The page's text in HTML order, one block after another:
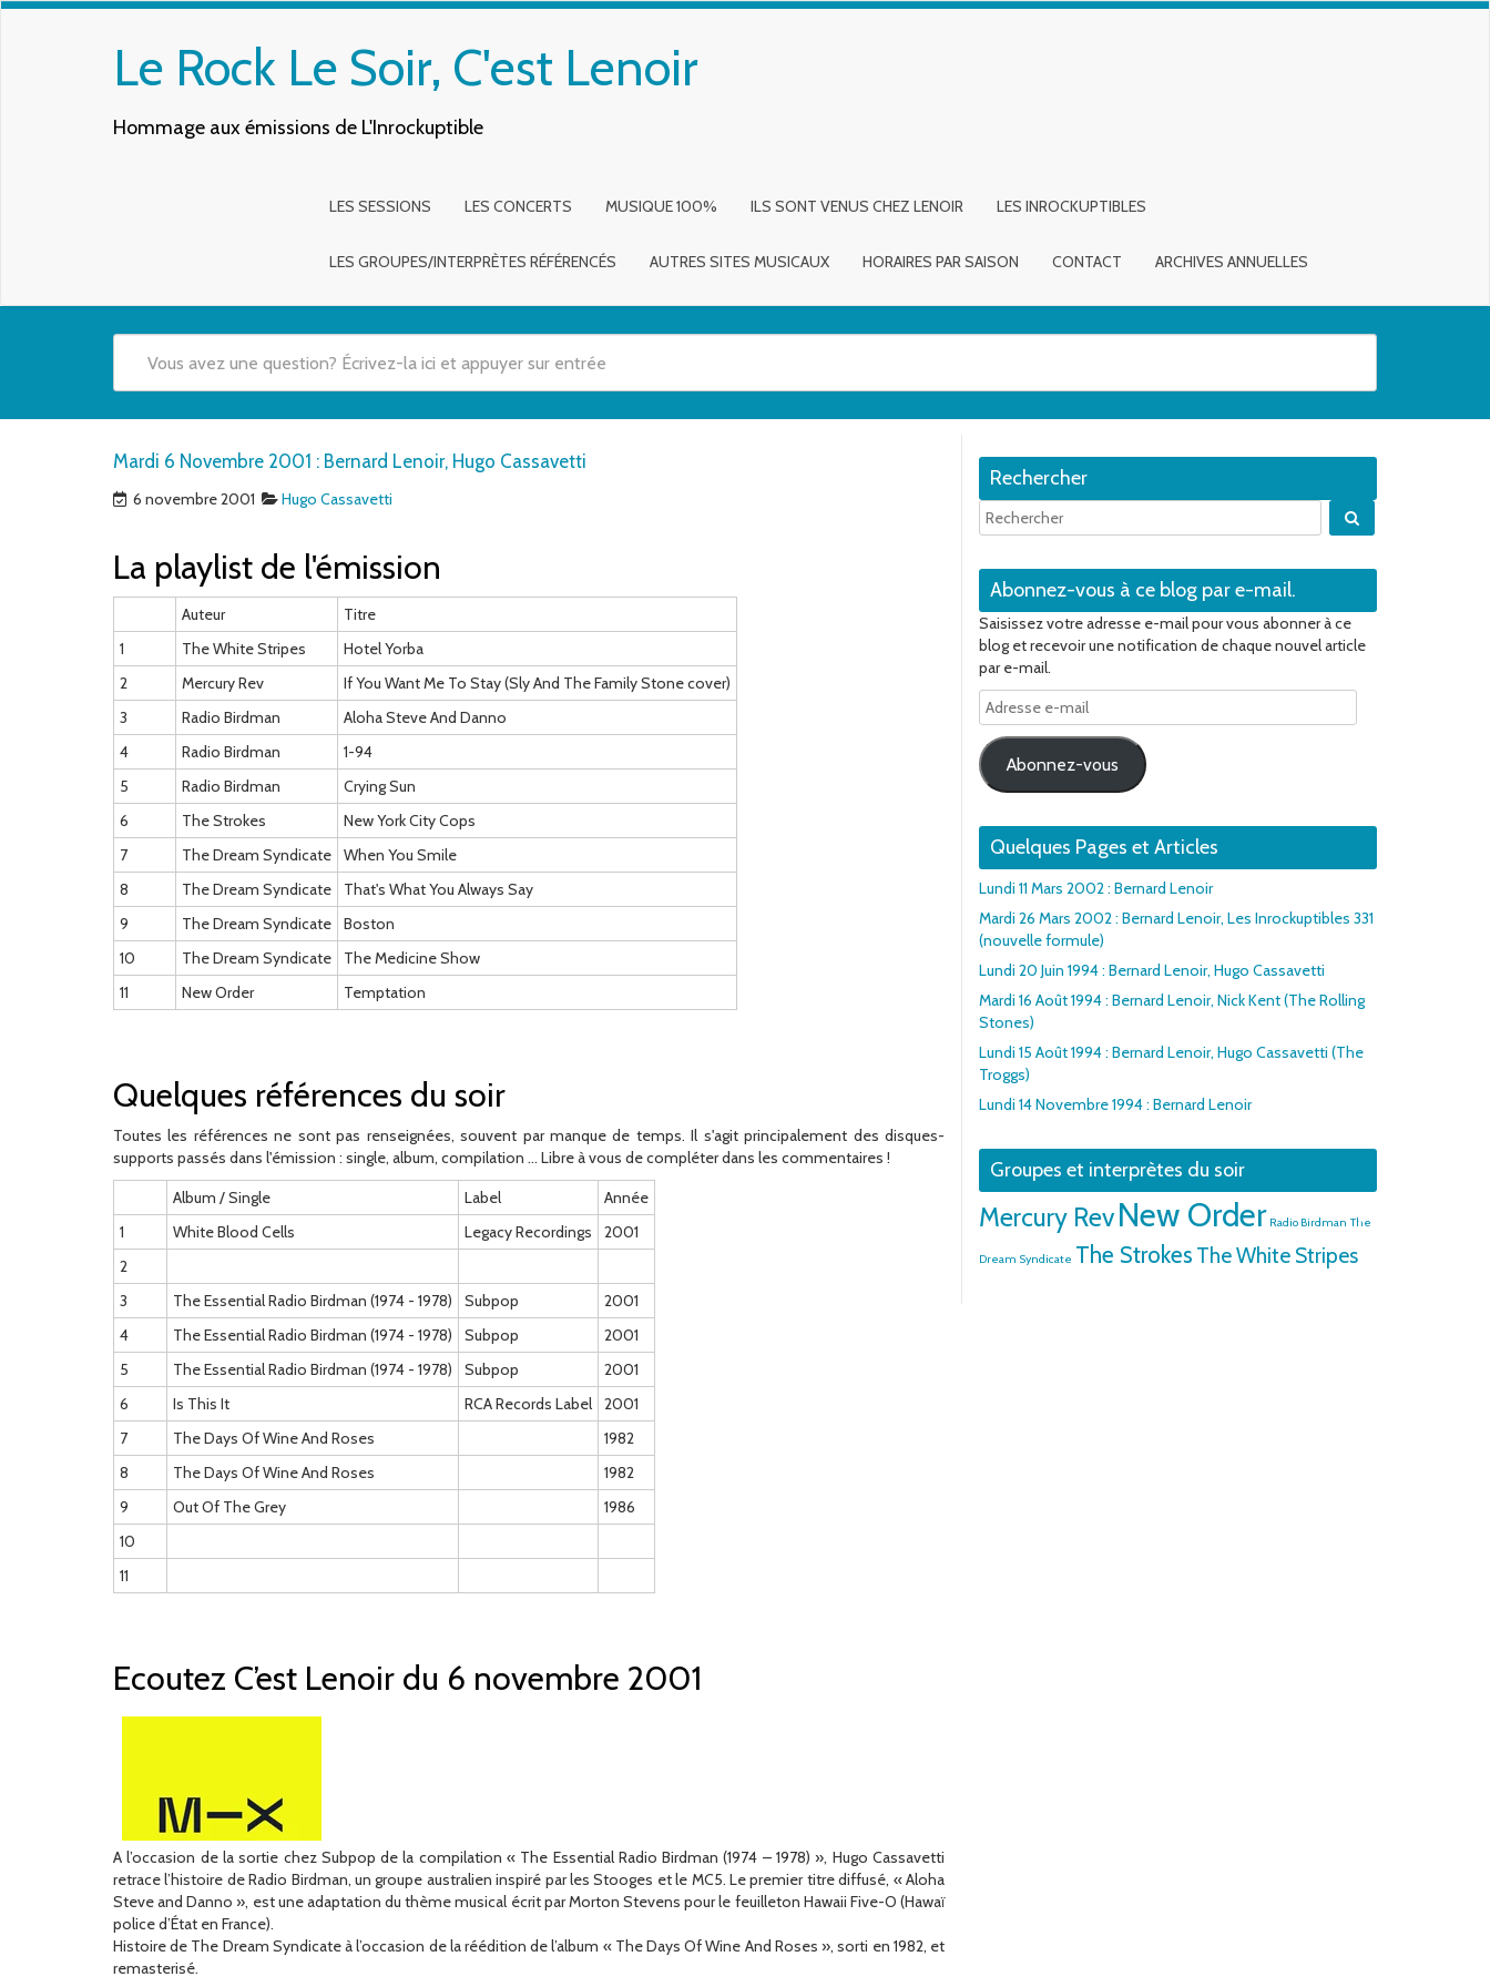
Le Rock Le Soir, C'est Lenoir
Hommage aux émissions de L'Inrockuptible
LES SESSIONS LES CONCERTS MUSIQUE 100% ILS SONT VENUS CHEZ LENOIR LES INROCKUPTIBLES
LES GROUPES/INTERPRÈTES RÉFÉRENCÉS AUTRES SITES MUSICAUX HORAIRES PAR SAISON CONTACT ARCHIVES ANNUELLES
Mardi 6 Novembre 2001 : Bernard Lenoir, Hugo Cassavetti
6 novembre 2001 Hugo Cassavetti
La playlist de l'émission
Auteur
Titre
1
The White Stripes
Hotel Yorba
2
Mercury Rev
If You Want Me To Stay (Sly And The Family Stone cover)
3
Radio Birdman
Aloha Steve And Danno
4
Radio Birdman
1-94
5
Radio Birdman
Crying Sun
6
The Strokes
New York City Cops
7
The Dream Syndicate
When You Smile
8
The Dream Syndicate
That's What You Always Say
9
The Dream Syndicate
Boston
10
The Dream Syndicate
The Medicine Show
11
New Order Temptation
Quelques références du soir
Toutes les références ne sont pas renseignées, souvent par manque de temps. Il s'agit principalement des disques-
supports passés dans l'émission : single, album, compilation ... Libre à vous de compléter dans les commentaires !
Album / Single
Label
Année
1
White Blood Cells Legacy Recordings
2001
2
3
The Essential Radio Birdman (1974 - 1978) Subpop
2001
4
The Essential Radio Birdman (1974 - 1978) Subpop
2001
5
The Essential Radio Birdman (1974 - 1978) Subpop
2001
6
Is This It RCA Records Label
2001
7
The Days Of Wine And Roses
1982
8
The Days Of Wine And Roses
1982
9
Out Of The Grey
1986
10
11
Ecoutez C’est Lenoir du 6 novembre 2001
A l’occasion de la sortie chez Subpop de la compilation « The Essential Radio Birdman (1974 – 1978) », Hugo Cassavetti
retrace l’histoire de Radio Birdman, un groupe australien inspiré par les Stooges et le MC5. Le premier titre diffusé, « Aloha
Steve and Danno », est une adaptation du thème musical écrit par Morton Stevens pour le feuilleton Hawaii Five-O (Hawaï
police d’État en France).
Histoire de The Dream Syndicate à l’occasion de la réédition de l’album « The Days Of Wine And Roses », sorti en 1982, et
remasterisé.
Rechercher
Abonnez-vous à ce blog par e-mail.
Saisissez votre adresse e-mail pour vous abonner à ce
blog et recevoir une notification de chaque nouvel article
par e-mail.
Adresse
e-
mail
Abonnez-vous
Quelques Pages et Articles
Lundi 11 Mars 2002 : Bernard Lenoir
Mardi 26 Mars 2002 : Bernard Lenoir, Les Inrockuptibles 331
(nouvelle formule)
Lundi 20 Juin 1994 : Bernard Lenoir, Hugo Cassavetti
Mardi 16 Août 1994 : Bernard Lenoir, Nick Kent (The Rolling
Stones)
Lundi 15 Août 1994 : Bernard Lenoir, Hugo Cassavetti (The
Troggs)
Lundi 14 Novembre 1994 : Bernard Lenoir
Groupes et interprètes du soir
Mercury RevNew Order Radio Birdman The
Dream Syndicate The Strokes The White Stripes